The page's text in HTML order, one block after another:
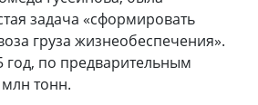
задача «сформировать
груза жизнеобеспечения».
год, по предварительным
тонн.